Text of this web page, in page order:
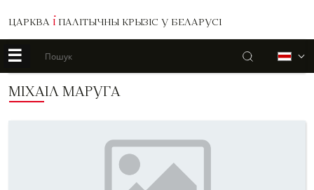
ЦАРКВА І ПАЛІТЫЧНЫ КРЫЗІС У БЕЛАРУСІ
☰ Пошук
МІХАІЛ МАРУГА